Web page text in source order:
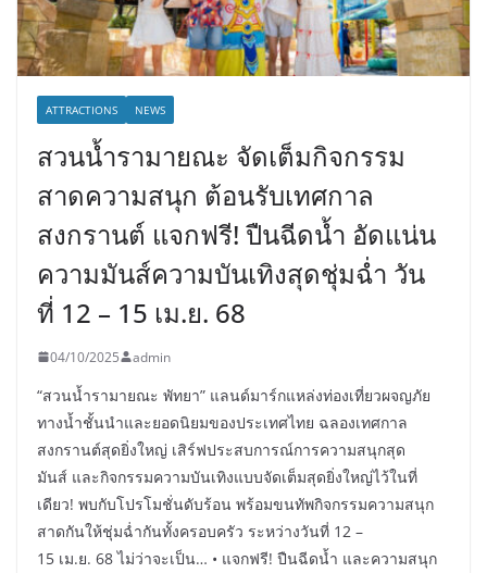
ATTRACTIONS NEWS
สวนน้ำรามายณะ จัดเต็มกิจกรรม
สาดความสนุก ต้อนรับเทศกาล
สงกรานต์ แจกฟรี! ปืนฉีดน้ำ อัดแน่น
ความมันส์ความบันเทิงสุดชุ่มฉ่ำ วัน
ที่ 12 – 15 เม.ย. 68
04/10/2025 admin
“สวนน้ำรามายณะ พัทยา” แลนด์มาร์กแหล่งท่องเที่ยวผจญภัย
ทางน้ำชั้นนำและยอดนิยมของประเทศไทย ฉลองเทศกาล
สงกรานต์สุดยิ่งใหญ่ เสิร์ฟประสบการณ์การความสนุกสุด
มันส์ และกิจกรรมความบันเทิงแบบจัดเต็มสุดยิ่งใหญ่ไว้ในที่
เดียว! พบกับโปรโมชั่นดับร้อน พร้อมขนทัพกิจกรรมความสนุก
สาดกันให้ชุ่มฉ่ำกันทั้งครอบครัว ระหว่างวันที่ 12 –
15 เม.ย. 68 ไม่ว่าจะเป็น… • แจกฟรี! ปืนฉีดน้ำ และความสนุก